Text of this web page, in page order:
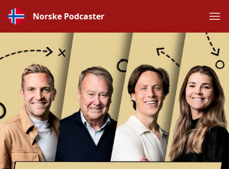
Norske Podcaster